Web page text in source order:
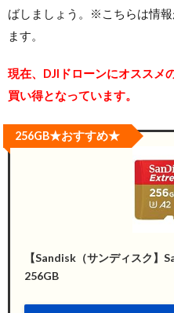
ばしましょう。※こちらは情
ます。
現在、DJIドローンにオススメ
買い得となっています。
【Sandisk（サンディスク
256GB
256GB★おすすめ★